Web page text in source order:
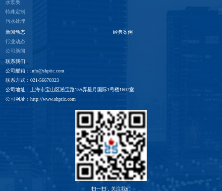
水泵类
特殊定制
污水处理
新闻动态
行业动态
公司新闻
经典案例
联系我们
公司邮箱：info@shptic.com
联系方式：021-56670323
公司地址：上海市宝山区淞宝路155弄星月国际1号楼1607室
公司网址：http://www.shptic.com
扫一扫，关注我们